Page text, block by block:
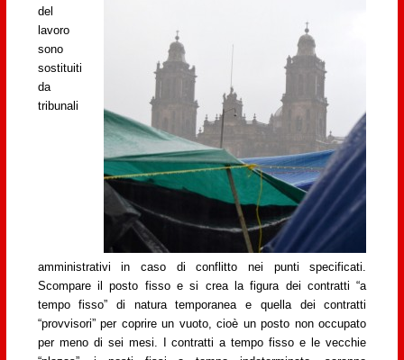
del
lavoro
sono
sostituiti
da
tribunali
amministrativi in caso di conflitto nei punti specificati.
Scompare il posto fisso e si crea la figura dei contratti “a
tempo fisso” di natura temporanea e quella dei contratti
“provvisori” per coprire un vuoto, cioè un posto non occupato
per meno di sei mesi. I contratti a tempo fisso e le vecchie